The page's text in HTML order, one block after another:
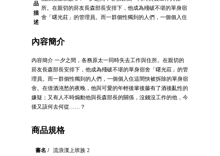
品
描
述
所。在親切的菸友長森部長安排下，他成為殘破不堪的單身宿
舍「曙光莊」的管理員。而一群個性獨到的人們，一個個入住
內容簡介
內容簡介 一夕之間，各務原太一同時失去工作與住所。在親切的
菸友長森部長安排下，他成為殘破不堪的單身宿舍「曙光莊」的管
理員。而一群個性獨到的人們，一個個入住這間快被拆除的單身宿
舍。在借酒澆愁的夜晚，他與可愛的年輕後輩後藤有了酒後亂性的
嫌疑；又有人不時煽動他與長森部長的關係，沒錢沒工作的他，今
後又該何去何從……？
商品規格
書名 /
流浪漢上班族 2